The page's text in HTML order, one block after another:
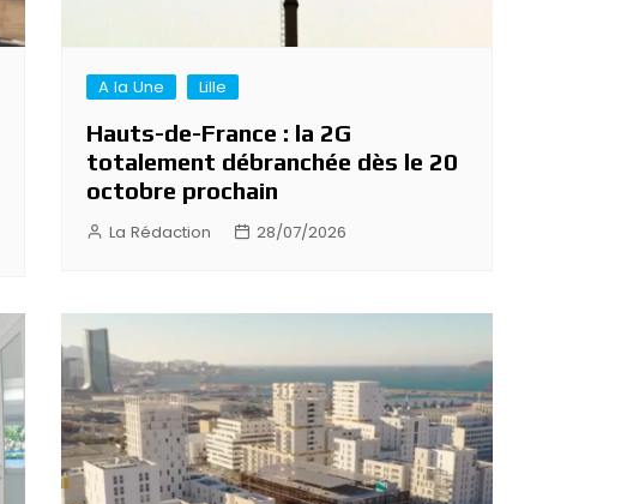
A la Une Lille
Hauts-de-France : la 2G
totalement débranchée dès le 20
octobre prochain
La Rédaction 28/07/2026